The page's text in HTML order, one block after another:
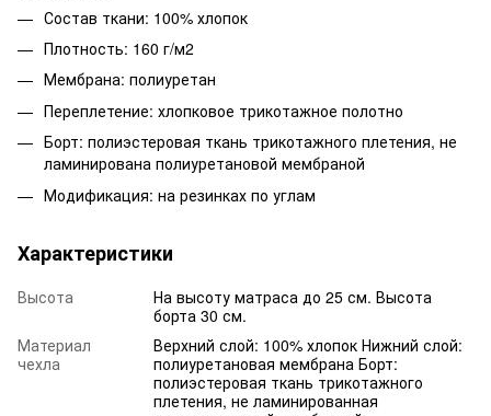
Состав ткани: 100% хлопок
Плотность: 160 г/м2
Мембрана: полиуретан
Переплетение: хлопковое трикотажное полотно
Борт: полиэстеровая ткань трикотажного плетения, не
ламинирована полиуретановой мембраной
Модификация: на резинках по углам
Характеристики
Высота
На высоту матраса до 25 см. Высота
борта 30 см.
Материал
чехла
Верхний слой: 100% хлопок Нижний слой:
полиуретановая мембрана Борт:
полиэстеровая ткань трикотажного
плетения, не ламинированная